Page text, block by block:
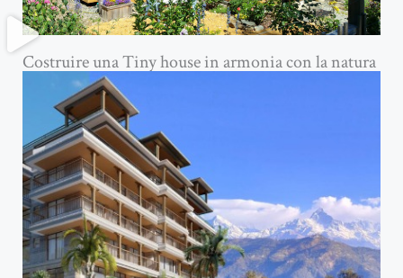
Costruire una Tiny house in armonia con la natura